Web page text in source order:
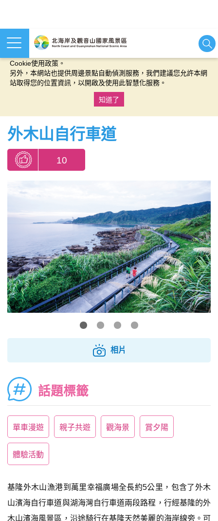
本網站使用cookies等相關技術以持續優化網站服務，並有助於為
Cookie使用政策。
另外，本網站也提供周邊景點自動偵測服務，我們建議您允許本網
站取得您的位置資訊，以開啟及使用此智慧化服務。
知道了
外木山自行車道
10
相片
話題標籤
單車漫遊 親子共遊 觀海景 賞夕陽
體驗活動
基隆外木山漁港到萬里幸福廣場全長約5公里，包含了外木
山濱海自行車道與湖海灣自行車道兩段路程，行經基隆的外
木山濱海風景區，沿途騎行在基隆天然美麗的海岸線旁。可